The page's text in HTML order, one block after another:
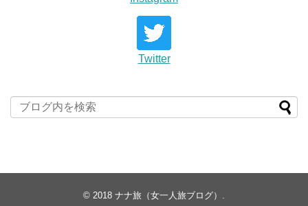
Twitter
© 2018 ナナ旅（女一人旅ブログ） .